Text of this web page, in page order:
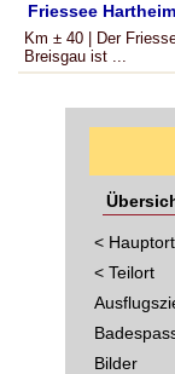
Friessee Hartheim
Km ± 40 | Der
Breisgau ist ...
< Hauptort
< Teilort
Bilder